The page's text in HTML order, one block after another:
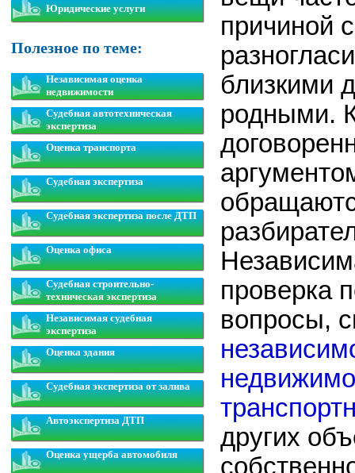
Юридические услуги
Полезное по теме:
Независимая оценка
недвижимости
Судебная автотехническая
экспертиза
Оценка транспорта
Судебная экспертиза
Судебная экспертиза после ДТП
Оценка офиса
Судебная строительно-
техническая экспертиза
Независимая судебная
экспертиза
Оценка здания
Судебная экспертиза от залива
Автоэкспертиза ДТП
Оценка ущерба автомобиля
причиной
близкими
родными.
проверка
вопросы,
других